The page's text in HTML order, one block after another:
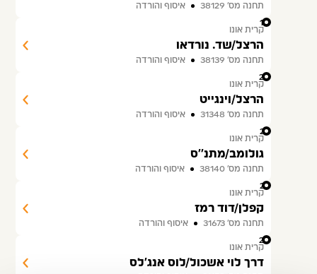
תחנה מס׳ 38129 איסוף והורדה
19
קרית אונו
הרצל/שד. נורדאו
תחנה מס׳ 38139 איסוף והורדה
20
קרית אונו
הרצל/וינגייט
תחנה מס׳ 31348 איסוף והורדה
21
קרית אונו
גולומב/מתנ''ס
תחנה מס׳ 38140 איסוף והורדה
22
קרית אונו
קפלן/דוד רמז
תחנה מס׳ 31673 איסוף והורדה
23
קרית אונו
דרך לוי אשכול/לוס אנג'לס